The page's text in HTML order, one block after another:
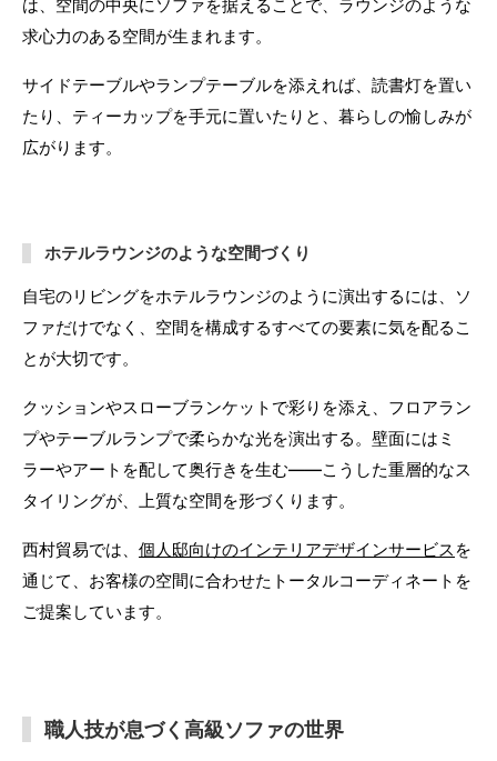
は、空間の中央にソファを据えることで、ラウンジのような
求心力のある空間が生まれます。
サイドテーブルやランプテーブルを添えれば、読書灯を置い
たり、ティーカップを手元に置いたりと、暮らしの愉しみが
広がります。
ホテルラウンジのような空間づくり
自宅のリビングをホテルラウンジのように演出するには、ソ
ファだけでなく、空間を構成するすべての要素に気を配るこ
とが大切です。
クッションやスローブランケットで彩りを添え、フロアラン
プやテーブルランプで柔らかな光を演出する。壁面にはミ
ラーやアートを配して奥行きを生む——こうした重層的なス
タイリングが、上質な空間を形づくります。
西村貿易では、 個人邸向けのインテリアデザインサービス を
通じて、お客様の空間に合わせたトータルコーディネートを
ご提案しています。
職人技が息づく高級ソファの世界